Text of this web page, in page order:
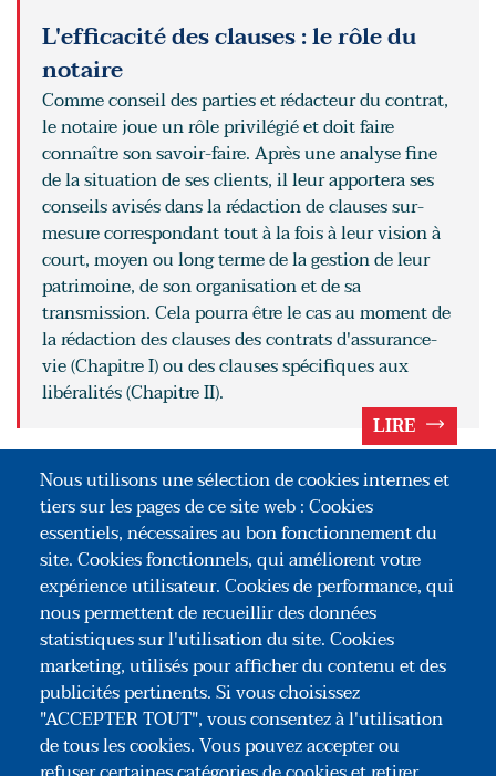
L'efficacité des clauses : le rôle du
notaire
Comme conseil des parties et rédacteur du contrat,
le notaire joue un rôle privilégié et doit faire
connaître son savoir-faire. Après une analyse fine
de la situation de ses clients, il leur apportera ses
conseils avisés dans la rédaction de clauses sur-
mesure correspondant tout à la fois à leur vision à
court, moyen ou long terme de la gestion de leur
patrimoine, de son organisation et de sa
transmission. Cela pourra être le cas au moment de
la rédaction des clauses des contrats d'assurance-
vie (Chapitre I) ou des clauses spécifiques aux
libéralités (Chapitre II).
LIRE
POUR ALLER PLUS LOIN
Les clauses bénéficiaires des contrats
d'assurance-vie
Les clauses spécifiques aux actes de
transmission (donation et legs)
Nous utilisons une sélection de cookies internes et
tiers sur les pages de ce site web : Cookies
essentiels, nécessaires au bon fonctionnement du
site. Cookies fonctionnels, qui améliorent votre
expérience utilisateur. Cookies de performance, qui
nous permettent de recueillir des données
statistiques sur l'utilisation du site. Cookies
marketing, utilisés pour afficher du contenu et des
publicités pertinents. Si vous choisissez
"ACCEPTER TOUT", vous consentez à l'utilisation
de tous les cookies. Vous pouvez accepter ou